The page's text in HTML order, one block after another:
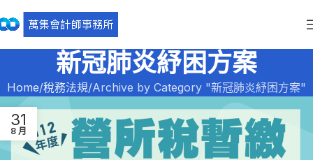
新冠肺炎紓困方案
Home 稅務法規 Archive by Category "新冠肺炎紓困方案"
31
8 月